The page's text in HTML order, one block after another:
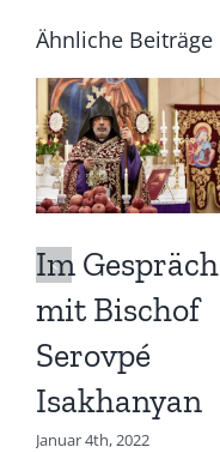
Ähnliche Beiträge
Im Gespräch
mit Bischof
Serovpé
Isakhanyan
Januar 4th, 2022